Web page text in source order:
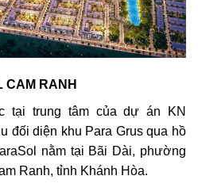
CAM RANH
tại trung tâm của dự án KN
đối diện khu Para Grus qua hồ
nằm tại Bãi Dài, phường
Ranh, tỉnh Khánh Hòa.